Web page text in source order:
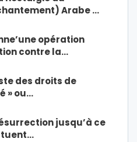
Arabe …
opération
contre la…
des droits de
» ou…
jusqu’à ce
tuent…